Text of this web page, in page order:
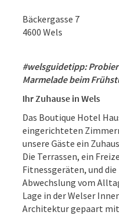
Bäckergasse 7
4600 Wels
#welsguidetipp:
Marmelade beim
Ihr Zuhause in Wels
Das Boutique Hotel
eingerichteten
unsere Gäste ein
Die Terrassen, ein
Fitnessgeräten, und
Abwechslung vom
Lage in der Welser
Architektur gepaart